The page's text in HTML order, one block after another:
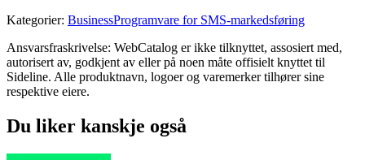
Kategorier: BusinessProgramvare for SMS-markedsføring
Ansvarsfraskrivelse: WebCatalog er ikke tilknyttet, assosiert med,
autorisert av, godkjent av eller på noen måte offisielt knyttet til
Sideline. Alle produktnavn, logoer og varemerker tilhører sine
respektive eiere.
Du liker kanskje også